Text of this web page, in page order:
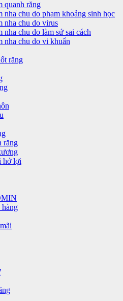
quanh răng
chu do phạm khoảng sinh học
nha chu do virus
chu do làm sứ sai cách
nha chu do vi khuẩn
răng
răng
hở lợi
hàng